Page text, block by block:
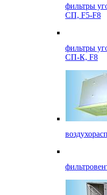
фильтры
СП, F5-F8
фильтры
СП-К, F8